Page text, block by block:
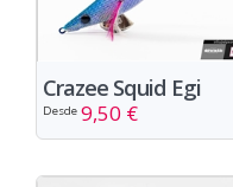
Crazee Squid Egi
Desde 9,50 €